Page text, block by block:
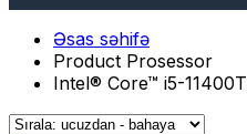
Əsas səhifə
Product Prosessor
Intel® Core™ i5-11400T